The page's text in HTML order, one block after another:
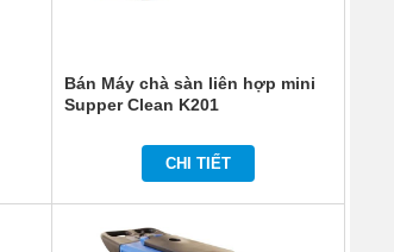
Bán Máy chà sàn liên hợp mini
Supper Clean K201
CHI TIẾT